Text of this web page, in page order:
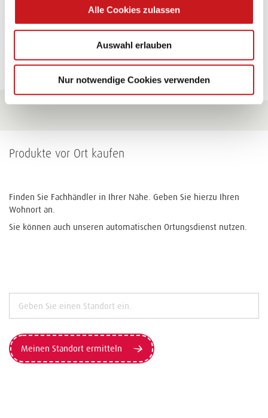
Alle Cookies zulassen
Auswahl erlauben
Nur notwendige Cookies verwenden
Zum Tipp
Zu allen Tipps
Produkte vor Ort kaufen
Finden Sie Fachhändler in Ihrer Nähe. Geben Sie hierzu Ihren
Wohnort an.
Sie können auch unseren automatischen Ortungsdienst nutzen.
Meinen Standort ermitteln